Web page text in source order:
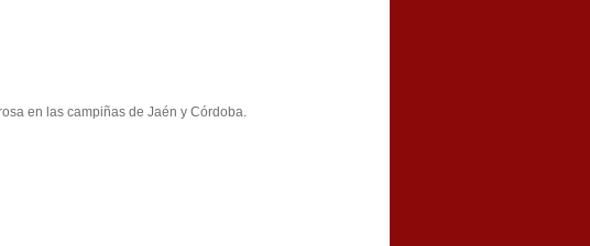
en las campiñas de Jaén y Córdoba.